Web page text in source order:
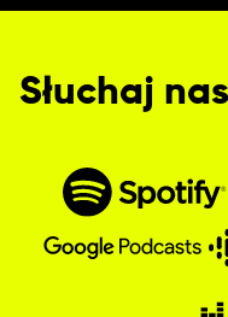
Słuchaj